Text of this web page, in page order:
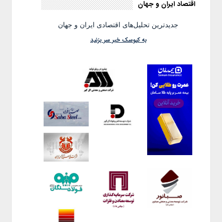
اقتصاد ایران و جهان
جدیدترین تحلیل‌های اقتصادی ایران و جهان
به کیوسک خبر سر بزنید